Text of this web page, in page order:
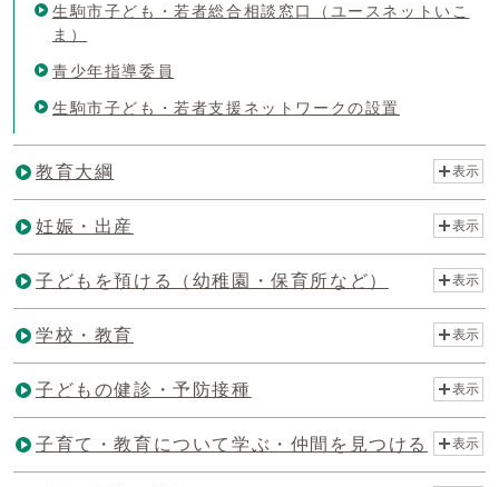
生駒市子ども・若者総合相談窓口（ユースネットいこ
ま）
青少年指導委員
生駒市子ども・若者支援ネットワークの設置
教育大綱 表示
妊娠・出産 表示
子どもを預ける（幼稚園・保育所など） 表示
学校・教育 表示
子どもの健診・予防接種 表示
子育て・教育について学ぶ・仲間を見つける 表示